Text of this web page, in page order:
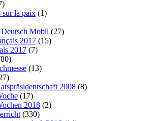
sur la paix (1)
Mobil (27)
2017 (15)
2017 (7)
(13)
2008 (8)
(17)
2018 (2)
(330)